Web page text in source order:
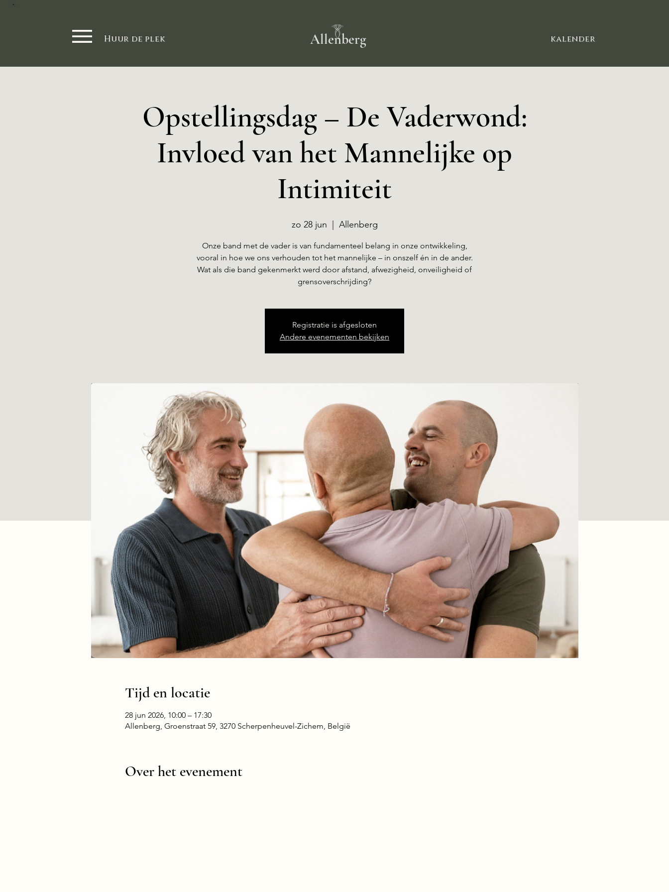
Huur de plek Allenberg kalender​
Opstellingsdag – De Vaderwond:
Invloed van het Mannelijke op
Intimiteit
zo 28 jun Allenberg
Onze band met de vader is van fundamenteel belang in onze ontwikkeling,
vooral in hoe we ons verhouden tot het mannelijke – in onszelf én in de ander.
Wat als die band gekenmerkt werd door afstand, afwezigheid, onveiligheid of
Registratie is afgesloten
Andere evenementen bekijken
Tijd en locatie
28 jun 2026, 10:00 – 17:30
Allenberg, Groenstraat 59, 3270 Scherpenheuvel-Zichem, België
Over het evenement